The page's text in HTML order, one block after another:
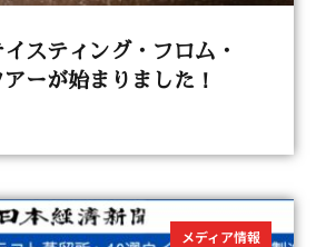
イスティング・フロム・
ーが始まりました！
メディア情報